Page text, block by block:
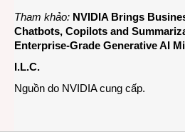
Tham khảo: NVIDIA Brings
Chatbots, Copilots and
Enterprise-Grade Generative AI
I.L.C.
Nguồn do NVIDIA cung cấp.